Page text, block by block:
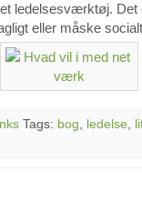
ledelsesværktøj. Det
eller måske
Tags: bog ledelse